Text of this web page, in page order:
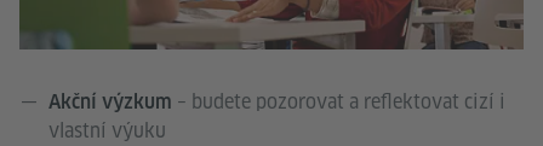
Akční výzkum – budete pozorovat a reflektovat cizí i
vlastní výuku